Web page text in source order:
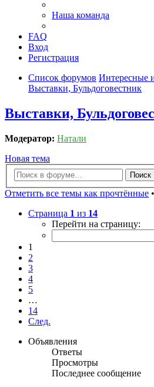
Наша команда
FAQ
Вход
Регистрация
Список форумов Интересные
Выставки, Бульдоговестник
Выставки,
Модератор: Натали
Новая тема
Поиск
Отметить все темы как прочтённые
Страница 1 из 14
Перейти на страницу:
1
2
3
4
5
…
14
След.
Объявления
Ответы
Просмотры
Последнее сообщение